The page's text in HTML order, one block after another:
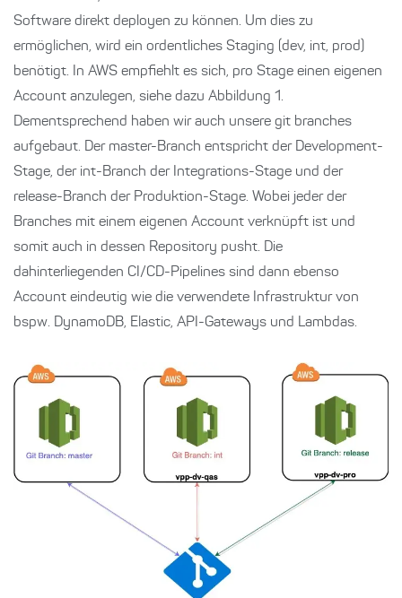
Software direkt deployen zu können. Um dies zu
ermöglichen, wird ein ordentliches Staging (dev, int, prod)
benötigt. In AWS empfiehlt es sich, pro Stage einen eigenen
Account anzulegen, siehe dazu Abbildung 1.
Dementsprechend haben wir auch unsere git branches
aufgebaut. Der master-Branch entspricht der Development-
Stage, der int-Branch der Integrations-Stage und der
release-Branch der Produktion-Stage. Wobei jeder der
Branches mit einem eigenen Account verknüpft ist und
somit auch in dessen Repository pusht. Die
dahinterliegenden CI/CD-Pipelines sind dann ebenso
Account eindeutig wie die verwendete Infrastruktur von
bspw. DynamoDB, Elastic, API-Gateways und Lambdas.